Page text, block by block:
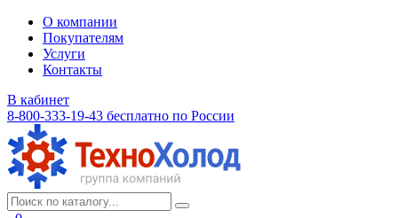
О компании
Покупателям
Услуги
Контакты
В кабинет
8-800-333-19-43 бесплатно по России